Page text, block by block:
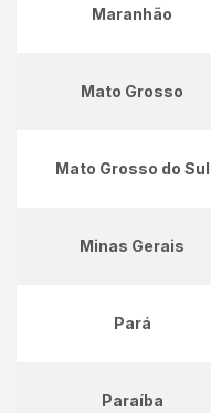
Maranhão
Mato Grosso
Mato Grosso do Sul
Minas Gerais
Pará
Paraíba